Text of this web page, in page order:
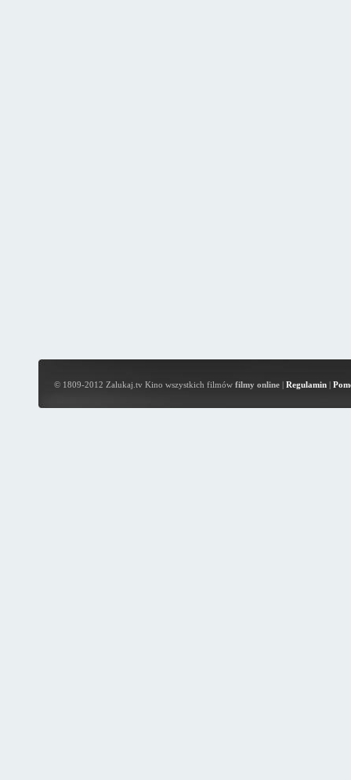
© 1809-2012 Zalukaj.tv Kino wszystkich filmów filmy online| Regulamin|